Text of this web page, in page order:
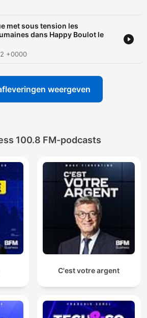
met sous tension les
dans Happy Boulot le
+0000
weergeven
100.8 FM-podcasts
C'est votre argent